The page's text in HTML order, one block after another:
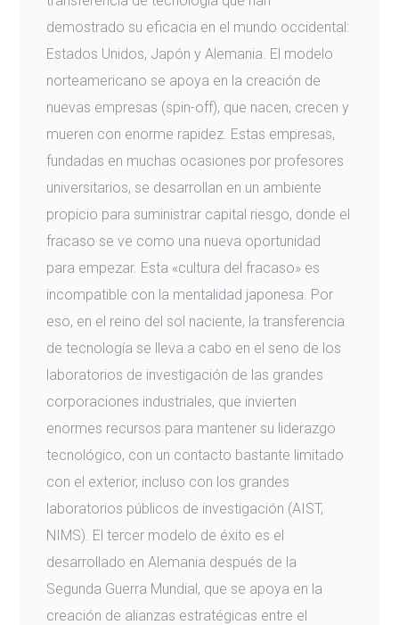
demostrado su eficacia en el mundo occidental:
Estados Unidos, Japón y Alemania. El modelo
norteamericano se apoya en la creación de
nuevas empresas (spin-off), que nacen, crecen y
mueren con enorme rapidez. Estas empresas,
fundadas en muchas ocasiones por profesores
universitarios, se desarrollan en un ambiente
propicio para suministrar capital riesgo, donde el
fracaso se ve como una nueva oportunidad
para empezar. Esta «cultura del fracaso» es
incompatible con la mentalidad japonesa. Por
eso, en el reino del sol naciente, la transferencia
de tecnología se lleva a cabo en el seno de los
laboratorios de investigación de las grandes
corporaciones industriales, que invierten
enormes recursos para mantener su liderazgo
tecnológico, con un contacto bastante limitado
con el exterior, incluso con los grandes
laboratorios públicos de investigación (AIST,
NIMS). El tercer modelo de éxito es el
desarrollado en Alemania después de la
Segunda Guerra Mundial, que se apoya en la
creación de alianzas estratégicas entre el